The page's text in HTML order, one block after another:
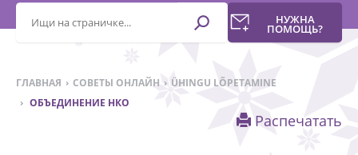
Otsisõna
НУЖНА
ПОМОЩЬ?
ГЛАВНАЯ СОВЕТЫ ОНЛАЙН
ÜHINGU LÕPETAMINE
ОБЪЕДИНЕНИЕ НКО
Распечатать